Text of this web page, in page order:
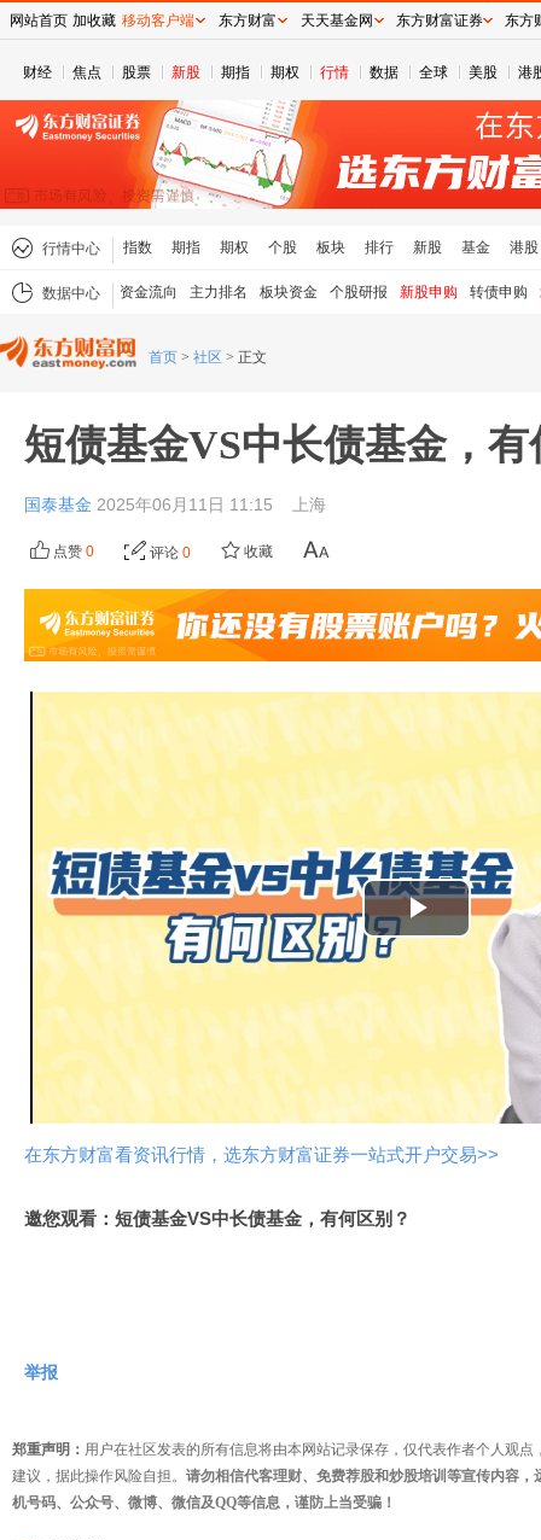
财经 焦点 股票 新股 期指 期权 行情 数据 全球 美股 港
行情中心 指数 期指 期权 个股 板块 排行 新股 基金 港股
数据中心 资金流向 主力排名 板块资金 个股研报 新股申购 转债申购
首页 > 社区 > 正文
短债基金VS中长债基金，
国泰基金 2025年06月11日 11:15 上海
点赞 0 评论 0 收藏
播
视
频
在东方财富看资讯行情，选东方财富证券一站式开户交易>>
邀您观看：短债基金VS中长债基金，有何区别？
举报
郑重声明： 用户在社区发表的所有信息将由本网站记录保存，仅代表作者个人观
建议，据此操作风险自担。 请勿相信代客理财、免费荐股和炒股培训等宣传内容
机号码、公众号、微博、微信及QQ等信息，谨防上当受骗！
网站首页 加收藏 移动客户端 东方财富 天天基金网 东方财富证券 东方